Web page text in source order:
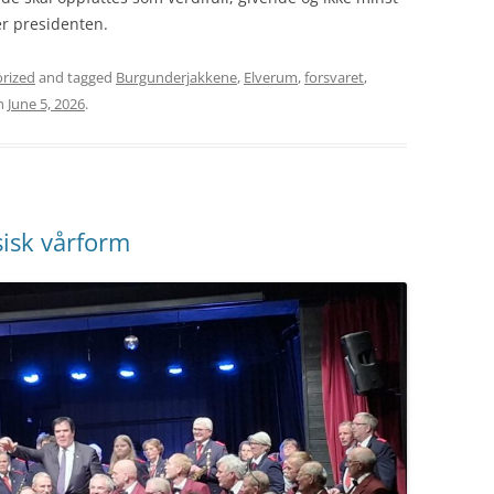
presidenten.
and tagged Burgunderjakkene, Elverum,forsvaret,
June 5, 2026.
vårform